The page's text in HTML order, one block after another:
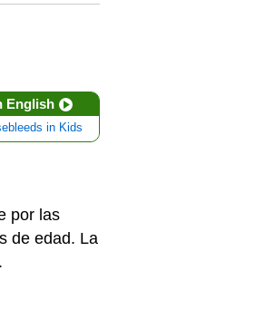
English
in Kids
por las
de edad. La